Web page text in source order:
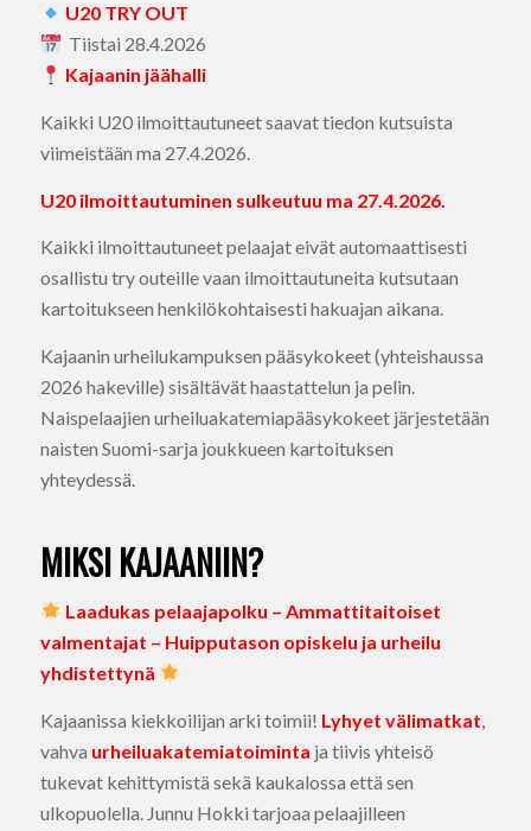
U20 TRY OUT
Tiistai 28.4.2026
Kajaanin jäähalli
Kaikki U20 ilmoittautuneet saavat tiedon kutsuista
viimeistään ma 27.4.2026.
U20 ilmoittautuminen sulkeutuu ma 27.4.2026.
Kaikki ilmoittautuneet pelaajat eivät automaattisesti
osallistu try outeille vaan ilmoittautuneita kutsutaan
kartoitukseen henkilökohtaisesti hakuajan aikana.
Kajaanin urheilukampuksen pääsykokeet (yhteishaussa
2026 hakeville) sisältävät haastattelun ja pelin.
Naispelaajien urheiluakatemiapääsykokeet järjestetään
naisten Suomi-sarja joukkueen kartoituksen
yhteydessä.
MIKSI KAJAANIIN?
Laadukas pelaajapolku – Ammattitaitoiset
valmentajat – Huipputason opiskelu ja urheilu
yhdistettynä
Kajaanissa kiekkoilijan arki toimii! Lyhyet välimatkat,
vahva urheiluakatemiatoiminta ja tiivis yhteisö
tukevat kehittymistä sekä kaukalossa että sen
ulkopuolella. Junnu Hokki tarjoaa pelaajilleen